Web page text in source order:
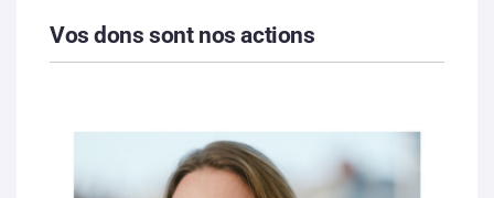
Vos dons sont nos actions